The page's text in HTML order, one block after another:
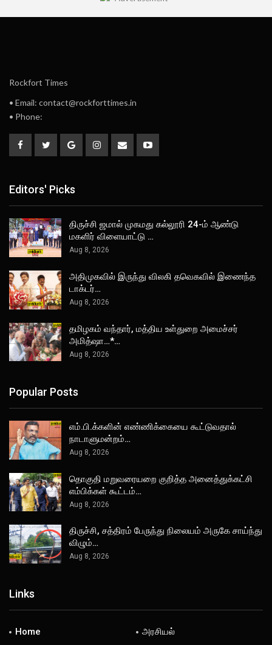
Rockfort Times
• Email: contact@rockforttimes.in
• Phone:
Editors' Picks
திருச்சி ஜமால் முகமது கல்லூரி 24-ம் ஆண்டு
மகளிர் விளையாட்டு …
Aug 8, 2026
அதிமுகவில் இருந்து விலகி தவெகவில் இணைந்த
டாக்டர்…
Aug 8, 2026
தமிழகம் வந்தார், மத்திய உள்துறை அமைச்சர்
அமித்ஷா…*…
Aug 8, 2026
Popular Posts
எம்.பி.க்களின் எண்ணிக்கையை கூட்டுவதால்
நாடாளுமன்றம்…
Aug 8, 2026
தொகுதி மறுவரையறை குறித்த அனைத்துக்கட்சி
எம்பிக்கள் கூட்டம்…
Aug 8, 2026
திருச்சி, சத்திரம் பேருந்து நிலையம் அருகே சாய்ந்து
விழும்…
Aug 8, 2026
Links
Home அரசியல்